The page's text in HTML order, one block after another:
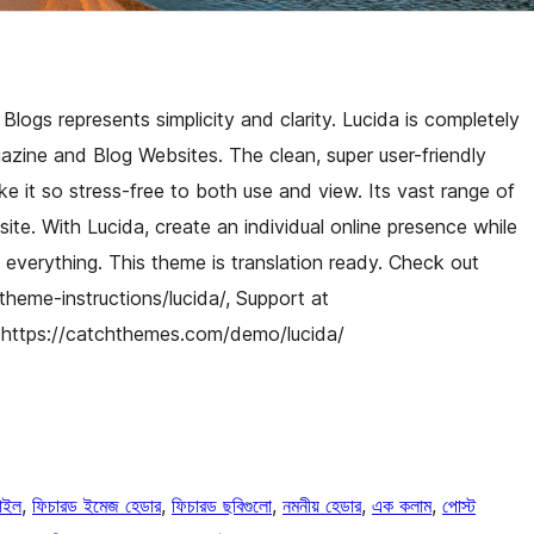
represents simplicity and clarity. Lucida is completely
and Blog Websites. The clean, super user-friendly
it so stress-free to both use and view. Its vast range of
With Lucida, create an individual online presence while
This theme is translation ready. Check out
instructions/lucida/, Support at
catchthemes.com/demo/lucida/
, ফিচারড ইমেজ হেডার, ফিচারড ছবিগুলো, নমনীয় হেডার, এক কলাম, পোস্ট